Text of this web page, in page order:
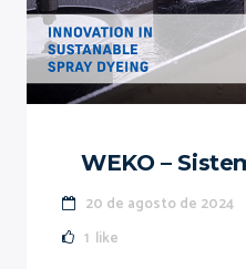
WEKO –
20 de agosto de 2024
1 like